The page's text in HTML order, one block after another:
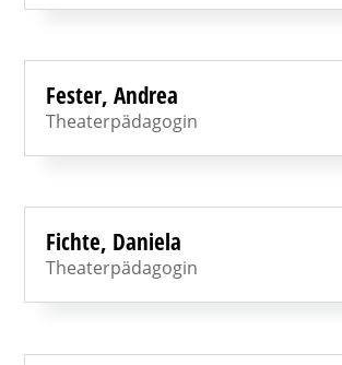
Fester, Andrea
Theaterpädagogin
Fichte, Daniela
Theaterpädagogin